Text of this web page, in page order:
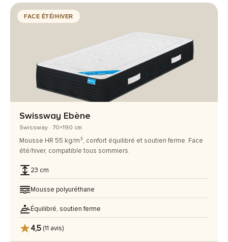
FACE ÉTÉ/HIVER
Swissway Ebène
Swissway · 70×190 cm
Mousse HR 55 kg/m³, confort équilibré et soutien ferme. Face
été/hiver, compatible tous sommiers.
23 cm
Mousse polyuréthane
Équilibré, soutien ferme
4,5 (11 avis)